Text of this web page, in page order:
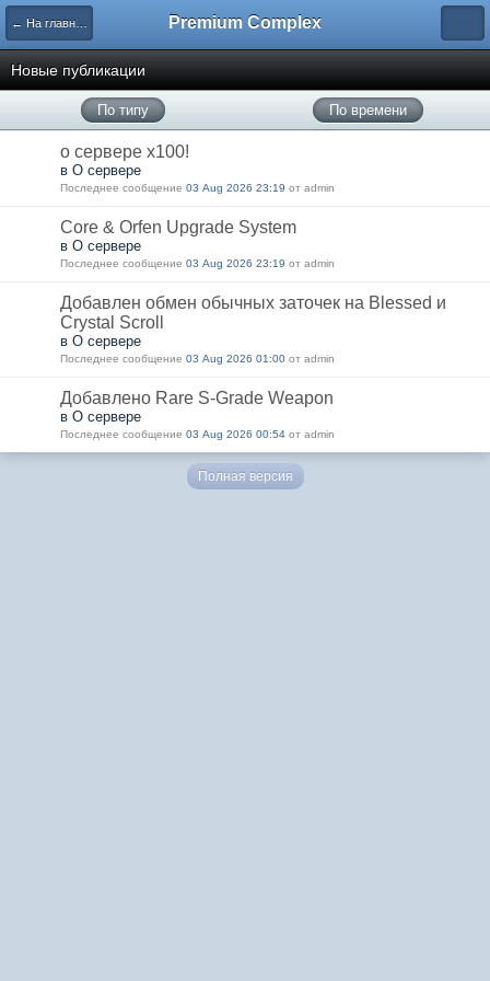
← На главную Premium Complex
Новые публикации
По типу По времени
о сервере x100!
в О сервере
Последнее сообщение 03 Aug 2026 23:19 от admin
Core & Orfen Upgrade System
в О сервере
Последнее сообщение 03 Aug 2026 23:19 от admin
Добавлен обмен обычных заточек на Blessed и
Crystal Scroll
в О сервере
Последнее сообщение 03 Aug 2026 01:00 от admin
Добавлено Rare S-Grade Weapon
в О сервере
Последнее сообщение 03 Aug 2026 00:54 от admin
Полная версия